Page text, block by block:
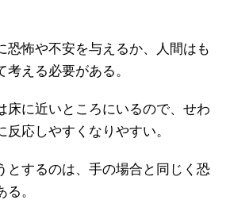
恐怖や不安を与えるか、人間はも
える必要がある。
床に近いところにいるので、せわ
反応しやすくなりやすい。
とするのは、手の場合と同じく恐
。